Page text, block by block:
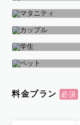
ファミリー
マタニティ
カップル
学生
料金プラン